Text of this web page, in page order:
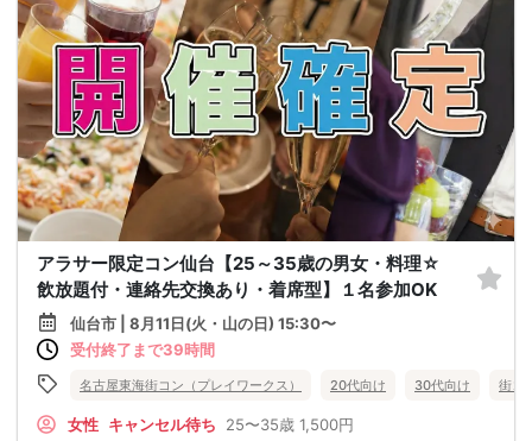
アラサー限定コン仙台【25～35歳の男女・料理☆
飲放題付・連絡先交換あり・着席型】１名参加OK
仙台市 | 8月11日(火・山の日) 15:30〜
受付終了まで39時間
名古屋東海街コン（プレイワークス） 20代向け 30代向け 街コ
女性 キャンセル待ち 25〜35歳 1,500円